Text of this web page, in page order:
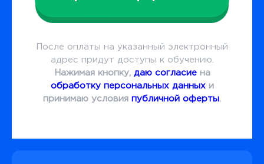
После оплаты на указанный электронный
адрес придут доступы к обучению.
Нажимая кнопку, даю согласиена
обработку персональных данныхи
принимаю условия публичной оферты.